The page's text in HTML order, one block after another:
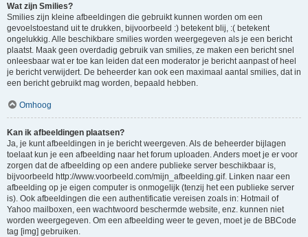
Wat zijn Smilies?
Smilies zijn kleine afbeeldingen die gebruikt kunnen worden om een
gevoelstoestand uit te drukken, bijvoorbeeld :) betekent blij, :( betekent
ongelukkig. Alle beschikbare smilies worden weergegeven als je een bericht
plaatst. Maak geen overdadig gebruik van smilies, ze maken een bericht snel
onleesbaar wat er toe kan leiden dat een moderator je bericht aanpast of heel
je bericht verwijdert. De beheerder kan ook een maximaal aantal smilies, dat in
een bericht gebruikt mag worden, bepaald hebben.
Omhoog
Kan ik afbeeldingen plaatsen?
Ja, je kunt afbeeldingen in je bericht weergeven. Als de beheerder bijlagen
toelaat kun je een afbeelding naar het forum uploaden. Anders moet je er voor
zorgen dat de afbeelding op een andere publieke server beschikbaar is,
bijvoorbeeld http://www.voorbeeld.com/mijn_afbeelding.gif. Linken naar een
afbeelding op je eigen computer is onmogelijk (tenzij het een publieke server
is). Ook afbeeldingen die een authentificatie vereisen zoals in: Hotmail of
Yahoo mailboxen, een wachtwoord beschermde website, enz. kunnen niet
worden weergegeven. Om een afbeelding weer te geven, moet je de BBCode
tag [img] gebruiken.